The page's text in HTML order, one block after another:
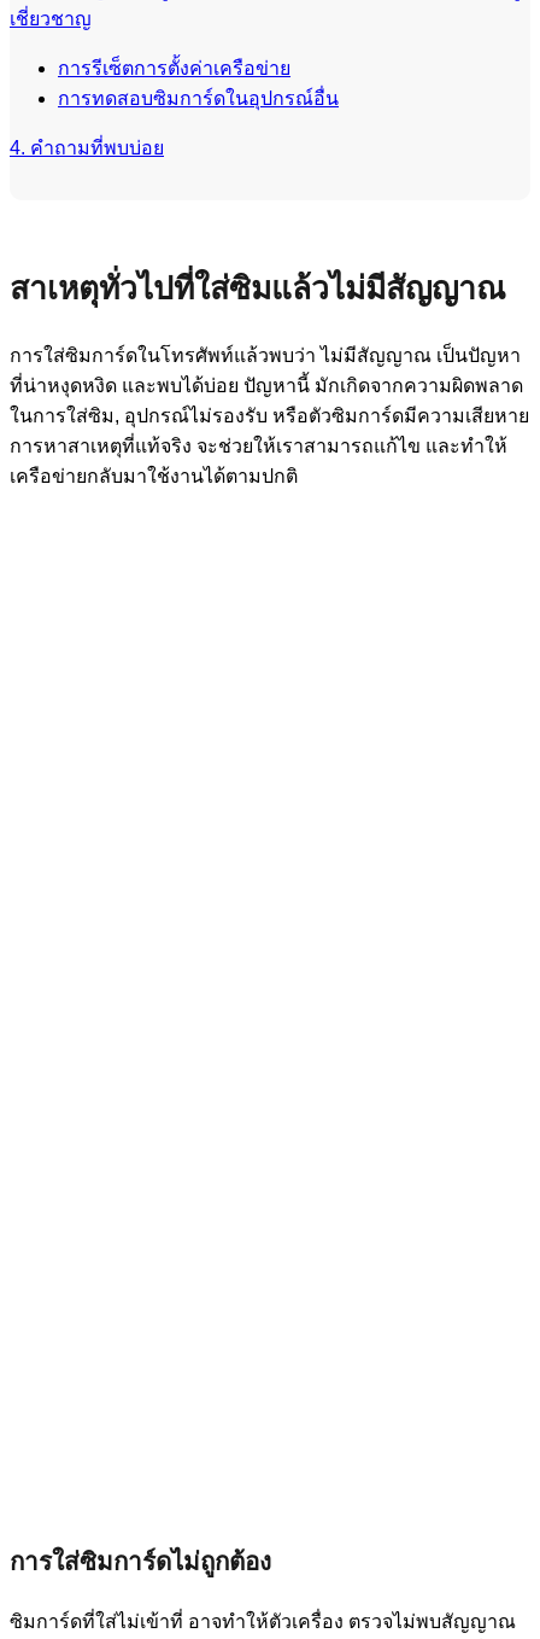
เชี่ยวชาญ
การรีเซ็ตการตั้งค่าเครือข่าย
การทดสอบซิมการ์ดในอุปกรณ์อื่น
4. คำถามที่พบบ่อย
สาเหตุทั่วไปที่ใส่ซิมแล้วไม่มีสัญญาณ
การใส่ซิมการ์ดในโทรศัพท์แล้วพบว่า ไม่มีสัญญาณ เป็นปัญหา
ที่น่าหงุดหงิด และพบได้บ่อย ปัญหานี้ มักเกิดจากความผิดพลาด
ในการใส่ซิม, อุปกรณ์ไม่รองรับ หรือตัวซิมการ์ดมีความเสียหาย
การหาสาเหตุที่แท้จริง จะช่วยให้เราสามารถแก้ไข และทำให้
เครือข่ายกลับมาใช้งานได้ตามปกติ
การใส่ซิมการ์ดไม่ถูกต้อง
ซิมการ์ดที่ใส่ไม่เข้าที่ อาจทำให้ตัวเครื่อง ตรวจไม่พบสัญญาณ